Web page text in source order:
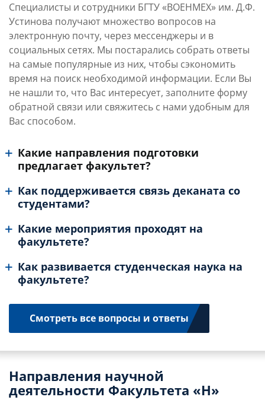
Специалисты и сотрудники БГТУ «ВОЕНМЕХ» им. Д.Ф.
Устинова получают множество вопросов на
электронную почту, через мессенджеры и в
социальных сетях. Мы постарались собрать ответы
на самые популярные из них, чтобы сэкономить
время на поиск необходимой информации. Если Вы
не нашли то, что Вас интересует, заполните форму
обратной связи или свяжитесь с нами удобным для
Вас способом.
Какие направления подготовки
предлагает факультет?
Как поддерживается связь деканата со
студентами?
Какие мероприятия проходят на
факультете?
Как развивается студенческая наука на
факультете?
Смотреть все вопросы и ответы
Направления научной
деятельности Факультета «Н»